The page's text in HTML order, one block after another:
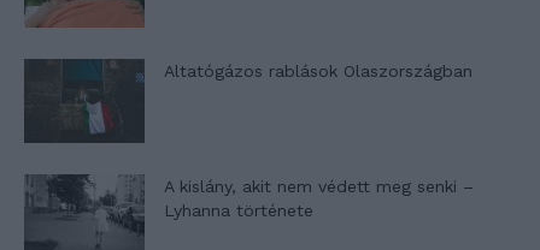
Altatógázos rablások Olaszországban
A kislány, akit nem védett meg senki –
Lyhanna története